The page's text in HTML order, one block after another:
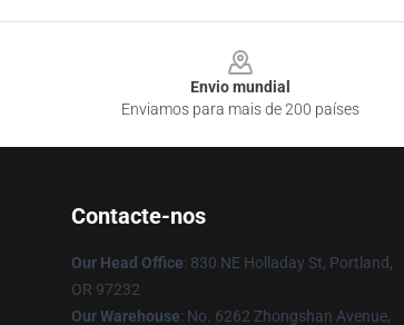
Envio mundial
Enviamos para mais de 200 países
Contacte-nos
Our Head Office: 830 NE Holladay St, Portland,
OR 97232
Our Warehouse: No. 6262 Zhongshan Avenue,